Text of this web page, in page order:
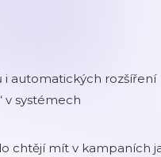
i automatických rozšíření
v systémech
chtějí mít v kampaních